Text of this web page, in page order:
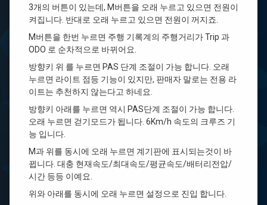
3개의 버튼이 있는데, M버튼을 오래 누르고 있으면 전원이
켜집니다. 반대로 오래 누르고 있으면 전원이 꺼지죠.
M버튼을 한번 누르면 주행 기록계의 주행거리가 Trip 과
ODO 로 순차적으로 바뀌어요.
방향키 위 를 누르면 PAS 단계 조절이 가능 합니다. 오래
누르면 라이트 점등 기능이 있지만, 판매자 말로는 전용 라
이트는 추천하지 않는다고 하네요.
방향키 아래를 누르면 역시 PAS단계 조절이 가능 합니다.
오래 누르면 걷기모드가 됩니다. 6Km/h 속도의 크루즈 기
능 입니다.
M과 위를 동시에 오래 누르면 계기판에 표시되는것이 바
뀝니다. 대충 현재속도/최대속도/평균속도/배터리전압/
시간 등등 이예요.
위와 아래를 동시에 오래 누르면 설정으로 진입 합니다.